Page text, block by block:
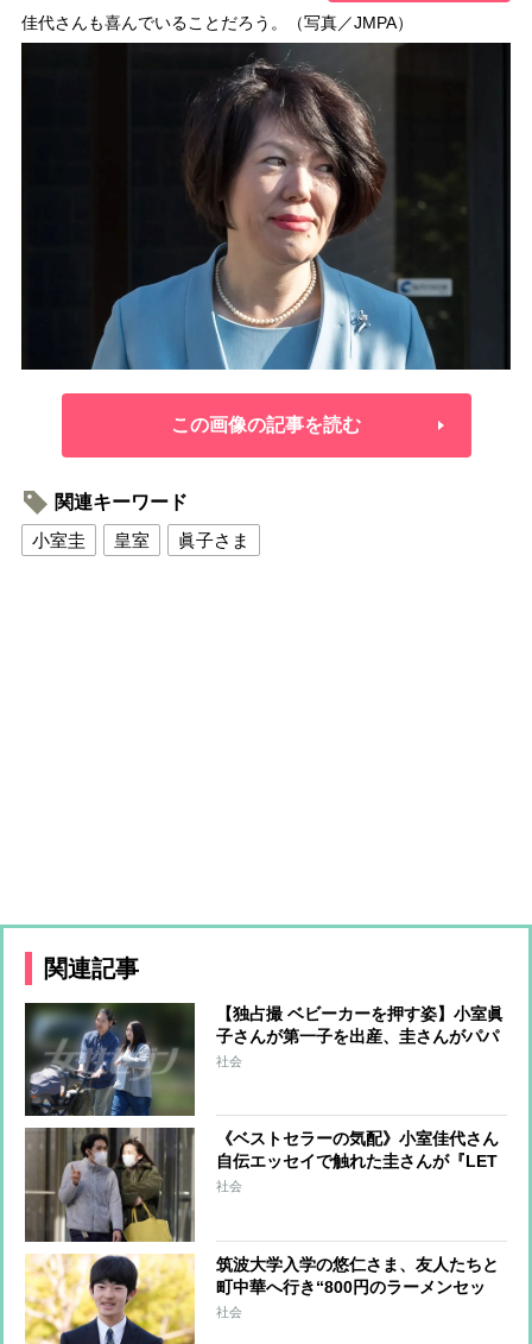
佳代さんも喜んでいることだろう。（写真／JMPA）
この画像の記事を読む
関連キーワード
小室圭
皇室 眞子さま
関連記事
【独占撮 ベビーカーを押す姿】小室眞
子さんが第一子を出産、圭さんがパパ
に！ 新居に引っ越し、“理想の家”で
社会
《ベストセラーの気配》小室佳代さん
自伝エッセイで触れた圭さんが『LET
IT BE』を座右の銘にした秘話
社会
筑波大学入学の悠仁さま、友人たちと
町中華へ行き“800円のラーメンセッ
ト”を注文 気さくなお姿に筑波大生
社会